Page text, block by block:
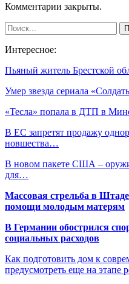
Комментарии закрыты.
Интересное:
Пьяный житель Брестской
Умер звезда сериала
«Тесла» попала в ДТП в
В ЕС запретят продажу
новшества…
В новом пакете США –
для…
Массовая стрельба в
помощи молодым матерям
В Германии обострился
социальных расходов
Как подготовить дом к
предусмотреть еще на этапе